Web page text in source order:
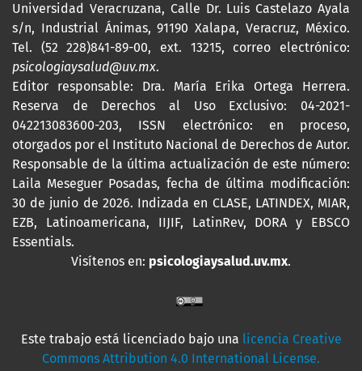
Universidad Veracruzana, Calle Dr. Luis Castelazo Ayala
s/n, Industrial Ánimas, 91190 Xalapa, Veracruz, México.
Tel. (52 228)841-89-00, ext. 13215, correo electrónico:
psicologiaysalud@uv.mx.
Editor responsable: Dra. María Erika Ortega Herrera.
Reserva de Derechos al Uso Exclusivo: 04-2021-
042213083600-203, ISSN electrónico: en proceso,
otorgados por el Instituto Nacional de Derechos de Autor.
Responsable de la última actualización de este número:
Laila Meseguer Posadas, fecha de última modificación:
30 de junio de 2026. Indizada en CLASE, LATINDEX, MIAR,
EZB, Latinoamericana, IIJIF, LatinRev, DORA y EBSCO
Essentials.
Visítenos en: psicologiaysalud.uv.mx.
Este trabajo está licenciado bajo una licencia Creative
Commons Attribution 4.0 International License.